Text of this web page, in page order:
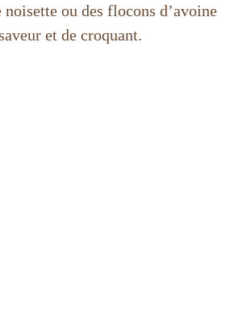
noisette ou des flocons d’avoine
et de croquant.